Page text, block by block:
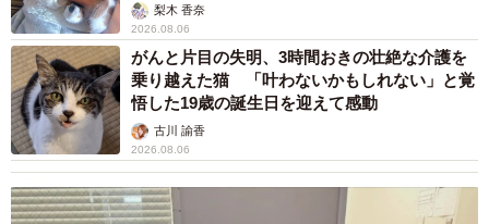
梨木 香奈
2026.08.06
がんと片目の失明、3時間おきの壮絶な介護を
乗り越えた猫 「叶わないかもしれない」と覚
悟した19歳の誕生日を迎えて感動
古川 諭香
2026.08.06